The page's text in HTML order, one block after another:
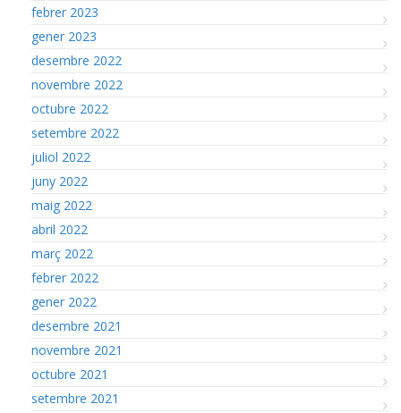
febrer 2023
gener 2023
desembre 2022
novembre 2022
octubre 2022
setembre 2022
juliol 2022
juny 2022
maig 2022
abril 2022
març 2022
febrer 2022
gener 2022
desembre 2021
novembre 2021
octubre 2021
setembre 2021